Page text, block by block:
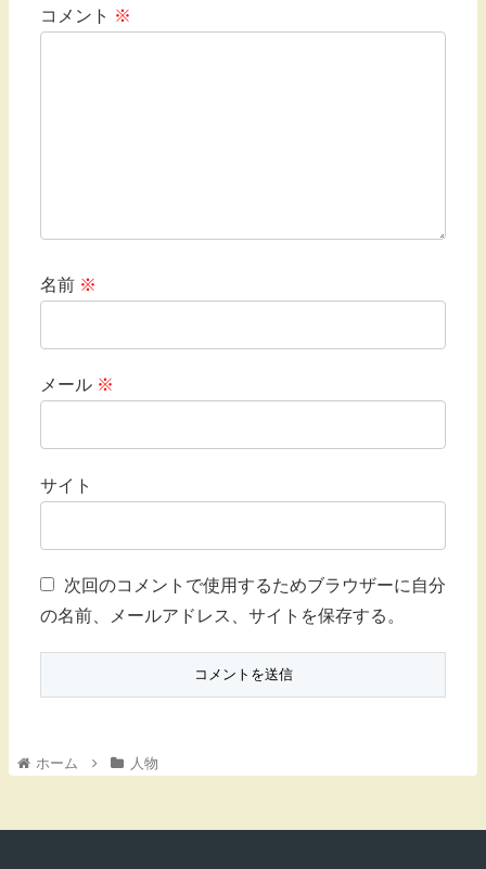
コメント ※
名前 ※
メール ※
サイト
次回のコメントで使用するためブラウザーに自分
の名前、メールアドレス、サイトを保存する。
ホーム 人物